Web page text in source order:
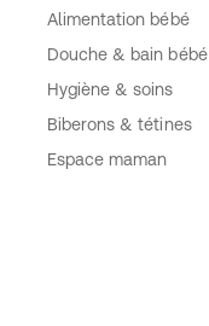
Alimentation bébé
Douche & bain bébé
Hygiène & soins
Biberons & tétines
Espace maman